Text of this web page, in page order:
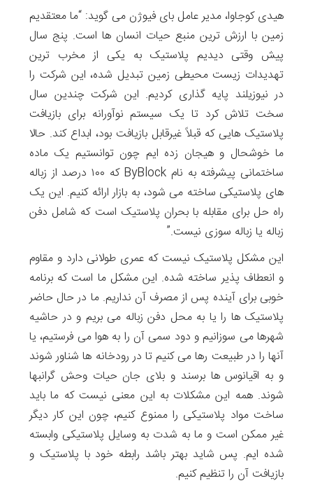
هیدی کوجاوا، مدیر عامل بای فیوژن می گوید: “ما معتقدیم
زمین با ارزش ترین منبع حیات انسان ها است. پنج سال
پیش وقتی دیدیم پلاستیک به یکی از مخرب ترین
تهدیدات زیست محیطی زمین تبدیل شده، این شرکت را
در نیوزیلند پایه گذاری کردیم. این شرکت چندین سال
سخت تلاش کرد تا یک سیستم نوآورانه برای بازیافت
پلاستیک هایی که قبلاً غیرقابل بازیافت بود، ابداع کند. حالا
ما خوشحال و هیجان زده ایم چون توانستیم یک ماده
ساختمانی پیشرفته به نام ByBlock که ۱۰۰ درصد از زباله
های پلاستیکی ساخته می شود، به بازار ارائه کنیم. این یک
راه حل برای مقابله با بحران پلاستیک است که شامل دفن
زباله یا زباله سوزی نیست.”
این مشکل پلاستیک نیست که عمری طولانی دارد و مقاوم
و انعطاف پذیر ساخته شده. این مشکل ما است که برنامه
خوبی برای آینده پس از مصرف آن نداریم. ما در حال حاضر
پلاستیک ها را یا به محل دفن زباله می بریم و در حاشیه
شهرها می سوزانیم و دود سمی آن را به هوا می فرستیم، یا
آنها را در طبیعت رها می کنیم تا در رودخانه ها شناور شوند
و به اقیانوس ها برسند و بلای جان حیات وحش گرانبها
شوند. همه این مشکلات به این معنی نیست که ما باید
ساخت مواد پلاستیکی را ممنوع کنیم، چون این کار دیگر
غیر ممکن است و ما به شدت به وسایل پلاستیکی وابسته
شده ایم. پس شاید بهتر باشد رابطه خود با پلاستیک و
بازیافت آن را تنظیم کنیم.